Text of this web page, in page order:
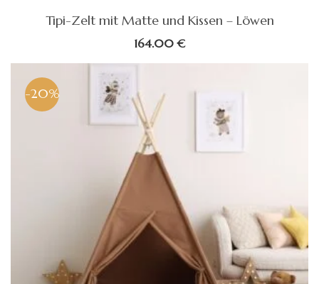
Tipi-Zelt mit Matte und Kissen – Löwen
164.00€
-20%